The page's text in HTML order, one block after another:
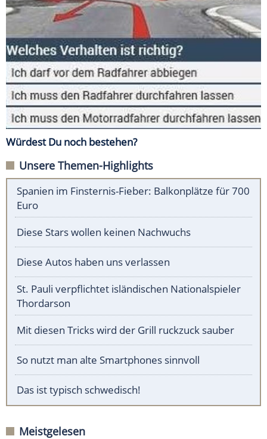
Würdest Du noch bestehen?
Unsere Themen-Highlights
Spanien im Finsternis-Fieber: Balkonplätze für 700
Euro
Diese Stars wollen keinen Nachwuchs
Diese Autos haben uns verlassen
St. Pauli verpflichtet isländischen Nationalspieler
Thordarson
Mit diesen Tricks wird der Grill ruckzuck sauber
So nutzt man alte Smartphones sinnvoll
Das ist typisch schwedisch!
Meistgelesen